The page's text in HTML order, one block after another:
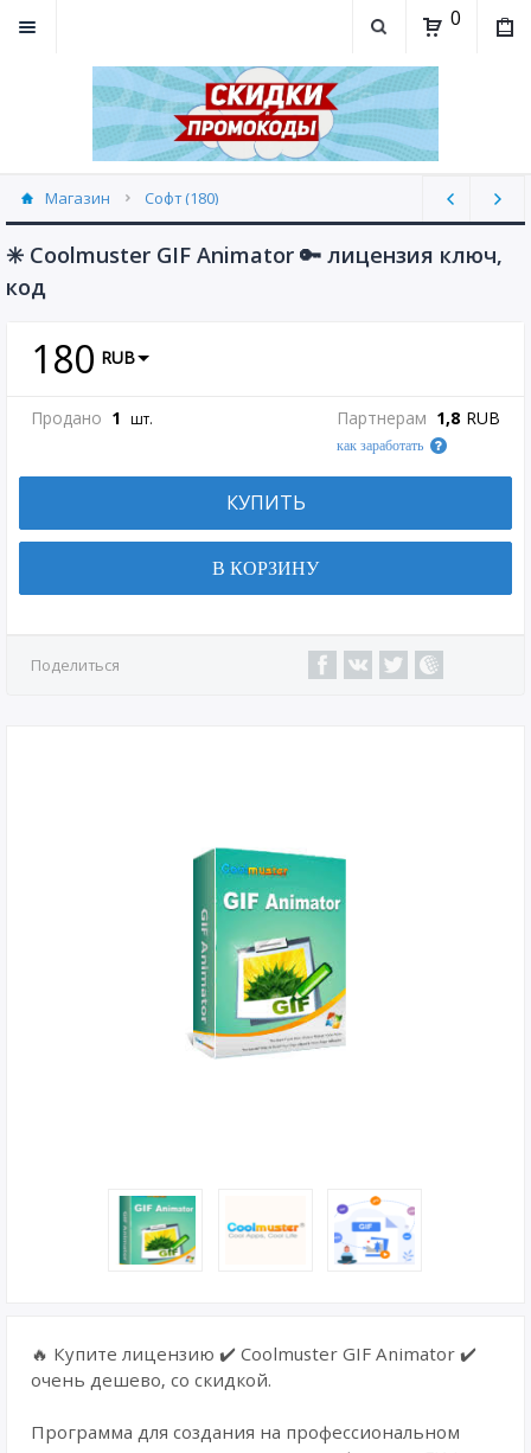
0
Магазин Софт (180)
✳️ Coolmuster GIF Animator 🔑 лицензия ключ,
код
180 RUB
Продано 1 шт. Партнерам 1,8 RUB
как заработать
КУПИТЬ
В КОРЗИНУ
Поделиться
🔥 Купите лицензию ✔️ Coolmuster GIF Animator ✔️
очень дешево, со скидкой.
Программа для создания на профессиональном